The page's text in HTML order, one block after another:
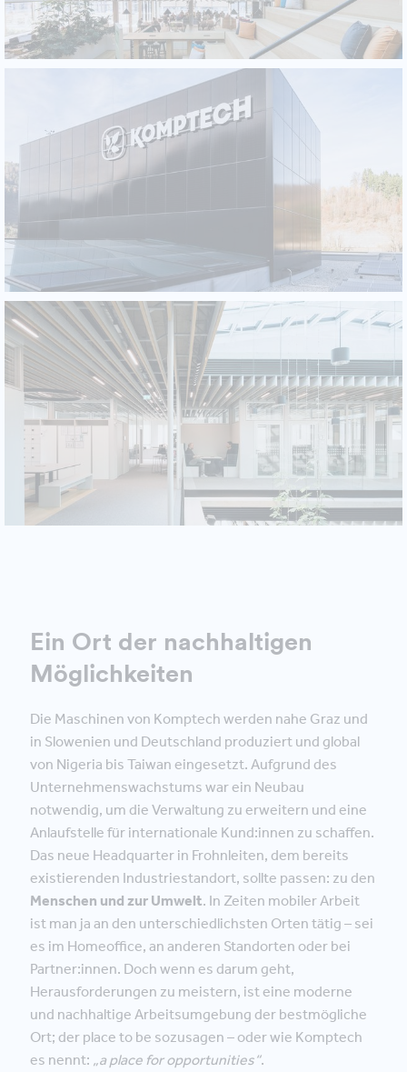
Ein Ort der nachhaltigen
Möglichkeiten
Die Maschinen von Komptech werden nahe Graz und
in Slowenien und Deutschland produziert und global
von Nigeria bis Taiwan eingesetzt. Aufgrund des
Unternehmenswachstums war ein Neubau
notwendig, um die Verwaltung zu erweitern und eine
Anlaufstelle für internationale Kund:innen zu schaffen.
Das neue Headquarter in Frohnleiten, dem bereits
existierenden Industriestandort, sollte passen: zu den
Menschen und zur Umwelt. In Zeiten mobiler Arbeit
ist man ja an den unterschiedlichsten Orten tätig – sei
es im Homeoffice, an anderen Standorten oder bei
Partner:innen. Doch wenn es darum geht,
Herausforderungen zu meistern, ist eine moderne
und nachhaltige Arbeitsumgebung der bestmögliche
Ort; der place to be sozusagen – oder wie Komptech
es nennt: „a place for opportunities“.